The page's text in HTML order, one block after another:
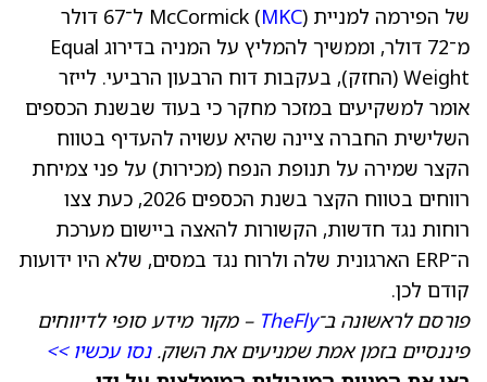
של הפירמה למניית McCormick ( MKC
) ל־67 דולר
מ־72 דולר, וממשיך להמליץ על המניה בדירוג Equal
Weight (החזק), בעקבות דוח הרבעון הרביעי. לייזר
אומר למשקיעים במזכר מחקר כי בעוד שבשנת הכספים
השלישית החברה ציינה שהיא עשויה להעדיף בטווח
הקצר שמירה על תנופת הנפח (מכירות) על פני צמיחת
רווחים בטווח הקצר בשנת הכספים 2026, כעת צצו
רוחות נגד חדשות, הקשורות להאצה ביישום מערכת
ה־ERP הארגונית שלה ולרוח נגד במסים, שלא היו ידועות
קודם לכן.
פורסם לראשונה ב־TheFly – מקור מידע סופי לדיווחים
פיננסיים בזמן אמת שמניעים את השוק.נסו עכשיו >>